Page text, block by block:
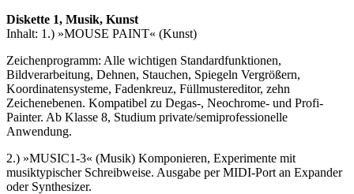
Diskette 1, Musik, Kunst
Inhalt: 1.) »MOUSE PAINT« (Kunst)
Zeichenprogramm: Alle wichtigen Standardfunktionen,
Bildverarbeitung, Dehnen, Stauchen, Spiegeln Vergrößern,
Koordinatensysteme, Fadenkreuz, Füllmustereditor, zehn
Zeichenebenen. Kompatibel zu Degas-, Neochrome- und Profi-
Painter. Ab Klasse 8, Studium private/semiprofessionelle
Anwendung.
2.) »MUSIC1-3« (Musik) Komponieren, Experimente mit
musiktypischer Schreibweise. Ausgabe per MIDI-Port an Expander
oder Synthesizer.